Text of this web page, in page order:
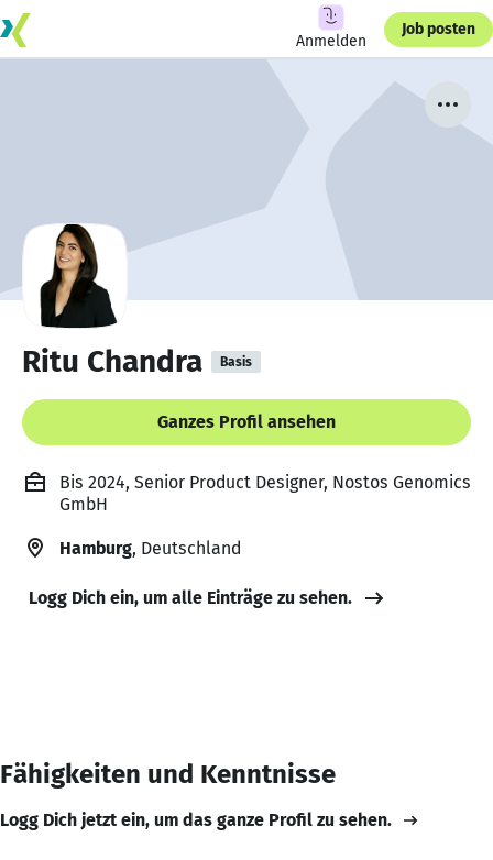
Anmelden
Job posten
Ritu Chandra Basis
Ganzes Profil ansehen
Bis 2024, Senior Product Designer, Nostos Genomics
GmbH
Hamburg, Deutschland
Logg Dich ein, um alle Einträge zu sehen.
Fähigkeiten und Kenntnisse
Logg Dich jetzt ein, um das ganze Profil zu sehen.